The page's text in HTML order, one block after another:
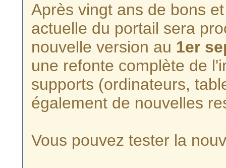
Après vingt ans de bons
actuelle du portail sera
nouvelle version au 1er
une refonte complète de
supports (ordinateurs,
également de nouvelles
Vous pouvez tester la